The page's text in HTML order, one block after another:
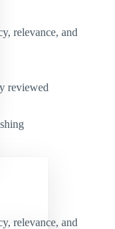
relevance, and
reviewed
relevance, and